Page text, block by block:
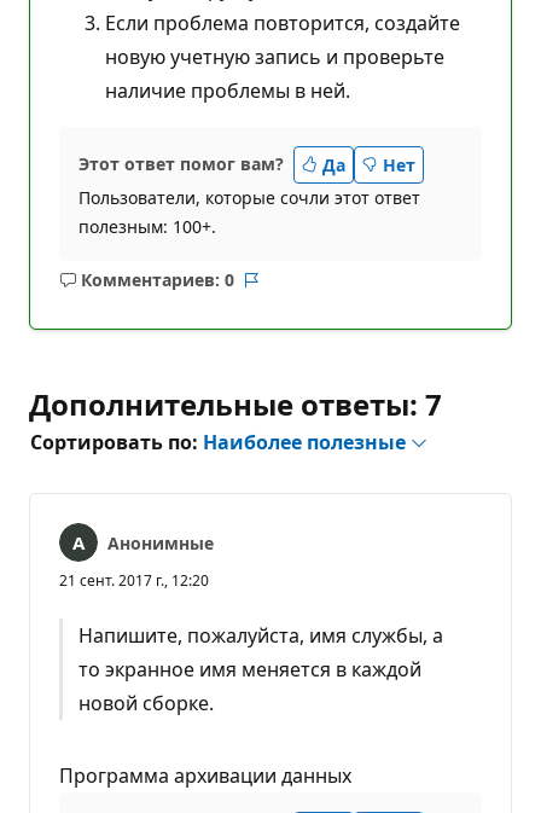
Если проблема повторится, создайте
новую учетную запись и проверьте
наличие проблемы в ней.
Этот ответ помог вам? Да
Нет
Пользователи, которые сочли этот ответ
полезным: 100+.
Комментариев: 0
Без
Дополнительные ответы: 7
Сортировать по: Наиболее полезные
Анонимные
21 сент. 2017 г., 12:20
Напишите, пожалуйста, имя службы, а
то экранное имя меняется в каждой
новой сборке.
Программа архивации данных